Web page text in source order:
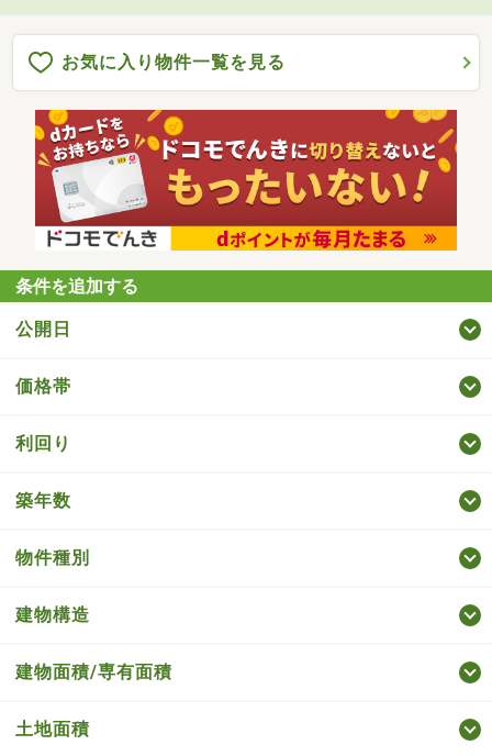
お気に入り物件一覧を見る
条件を追加する
公開日
価格帯
利回り
築年数
物件種別
建物構造
建物面積/専有面積
土地面積